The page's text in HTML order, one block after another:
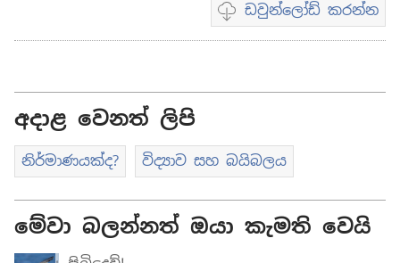
ඩවුන්ලෝඩ් කරන්න
Video
download
අදාළ වෙනත් ලිපි
නිර්මාණයක්ද? විද්‍යාව සහ බයිබලය
මේවා බලන්නත් ඔයා කැමති වෙයි